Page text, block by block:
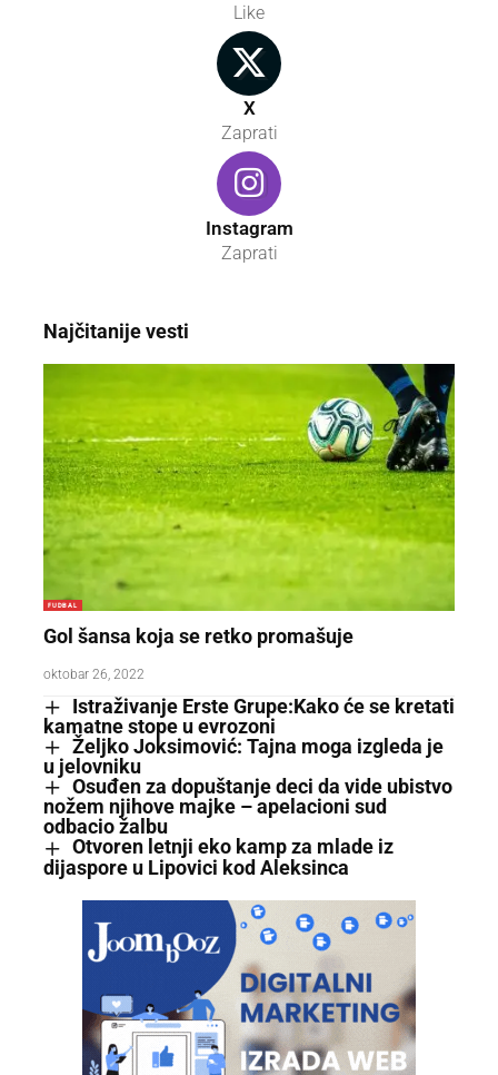
Like
X
Zaprati
Instagram
Zaprati
Najčitanije vesti
FUDBAL
Gol šansa koja se retko promašuje
oktobar 26, 2022
Istraživanje Erste Grupe:Kako će se kretati
kamatne stope u evrozoni
Željko Joksimović: Tajna moga izgleda je
u jelovniku
Osuđen za dopuštanje deci da vide ubistvo
nožem njihove majke – apelacioni sud
odbacio žalbu
Otvoren letnji eko kamp za mlade iz
dijaspore u Lipovici kod Aleksinca